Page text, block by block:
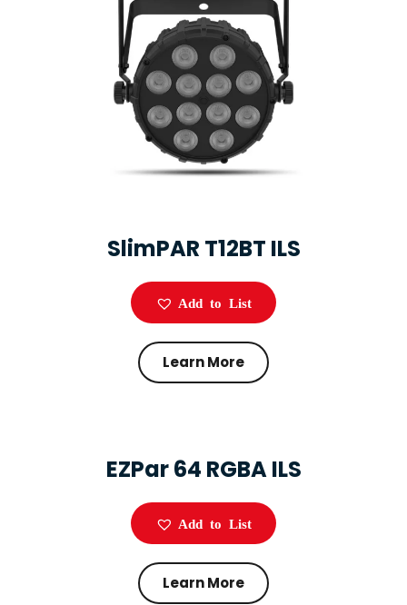
SlimPAR T12BT ILS
Add to List
Learn More
EZPar 64 RGBA ILS
Add to List
Learn More